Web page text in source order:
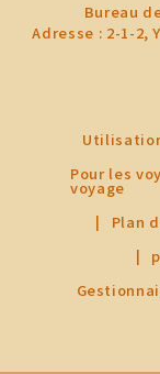
Bureau
Adresse : 2-1-2,
Pour les
voyage
Plan